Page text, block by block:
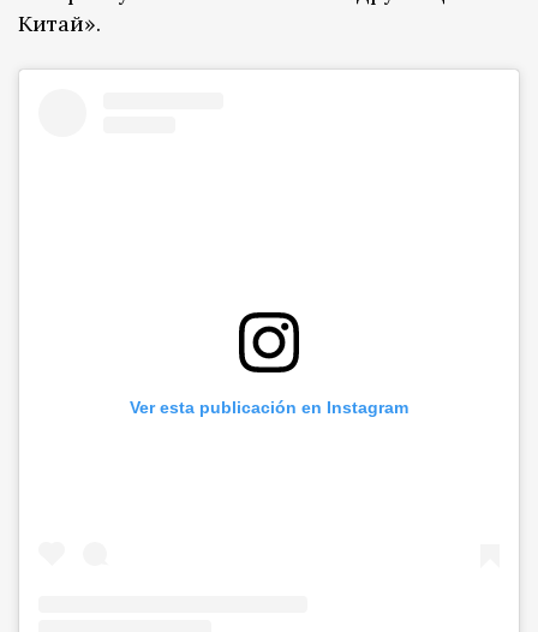
Китай».
Ver esta publicación en Instagram